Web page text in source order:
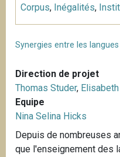
Corpus, Inégalités,
Synergies entre les
Direction de projet
Thomas Studer,
Equipe
Nina Selina Hicks
Depuis de nombreuses
que l'enseignement des